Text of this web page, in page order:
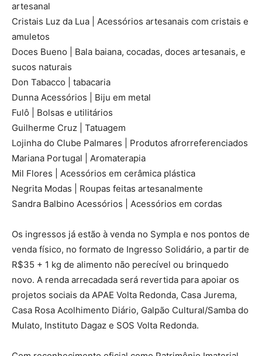
artesanal
Cristais Luz da Lua | Acessórios artesanais com cristais e
amuletos
Doces Bueno | Bala baiana, cocadas, doces artesanais, e
sucos naturais
Don Tabacco | tabacaria
Dunna Acessórios | Biju em metal
Fulô | Bolsas e utilitários
Guilherme Cruz | Tatuagem
Lojinha do Clube Palmares | Produtos afrorreferenciados
Mariana Portugal | Aromaterapia
Mil Flores | Acessórios em cerâmica plástica
Negrita Modas | Roupas feitas artesanalmente
Sandra Balbino Acessórios | Acessórios em cordas
Os ingressos já estão à venda no Sympla e nos pontos de
venda físico, no formato de Ingresso Solidário, a partir de
R$35 + 1 kg de alimento não perecível ou brinquedo
novo. A renda arrecadada será revertida para apoiar os
projetos sociais da APAE Volta Redonda, Casa Jurema,
Casa Rosa Acolhimento Diário, Galpão Cultural/Samba do
Mulato, Instituto Dagaz e SOS Volta Redonda.